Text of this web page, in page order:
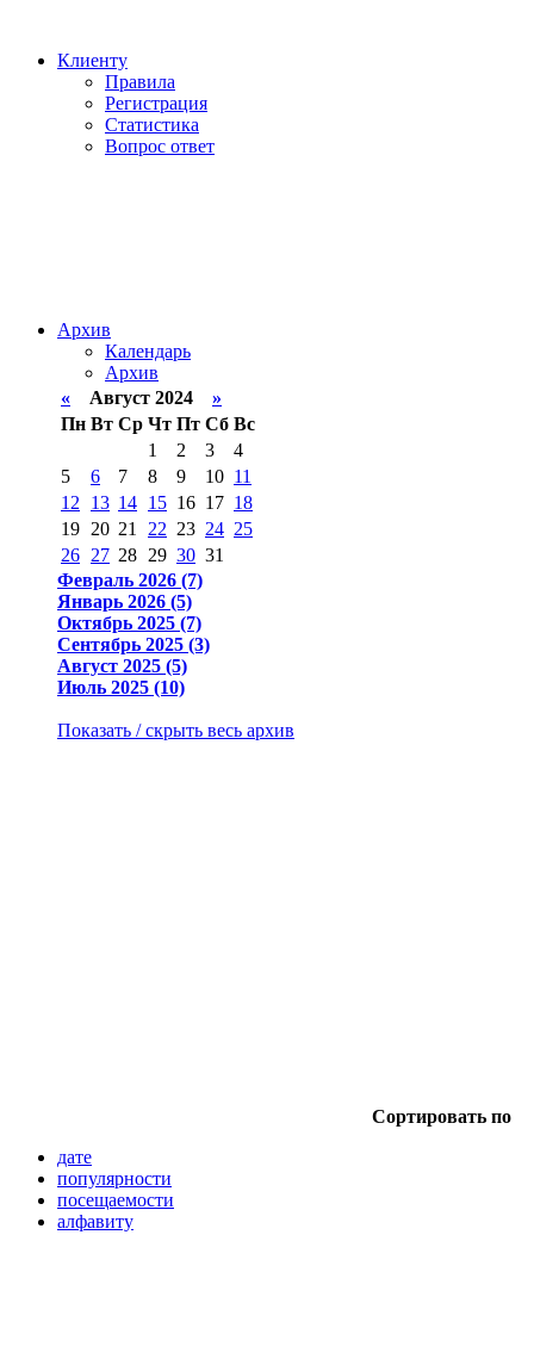
Клиенту
Правила
Регистрация
Статистика
Вопрос ответ
Архив
Календарь
Архив
« Август 2024 »
Пн Вт Ср Чт Пт Сб Вс
1
2 3
4
5
6 7 8 9 10 11
12
13 14 15 16 17 18
19 20 21 22 23 24 25
26 27 28 29 30 31
Февраль 2026 (7)
Январь 2026 (5)
Октябрь 2025 (7)
Сентябрь 2025 (3)
Август 2025 (5)
Июль 2025 (10)
Показать / скрыть весь архив
Сортировать по
дате
популярности
посещаемости
алфавиту